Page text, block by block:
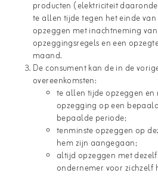
producten (elektriciteit
te allen tijde tegen het einde
opzeggen met inachtneming
opzeggingsregels en een
maand.
De consument kan de in de
overeenkomsten:
te allen tijde opzeggen
opzegging op een
bepaalde periode;
tenminste opzeggen op
hem zijn aangegaan;
altijd opzeggen met
ondernemer voor zichzelf